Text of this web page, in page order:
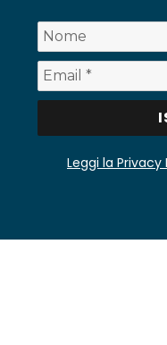
Leggi la Privacy